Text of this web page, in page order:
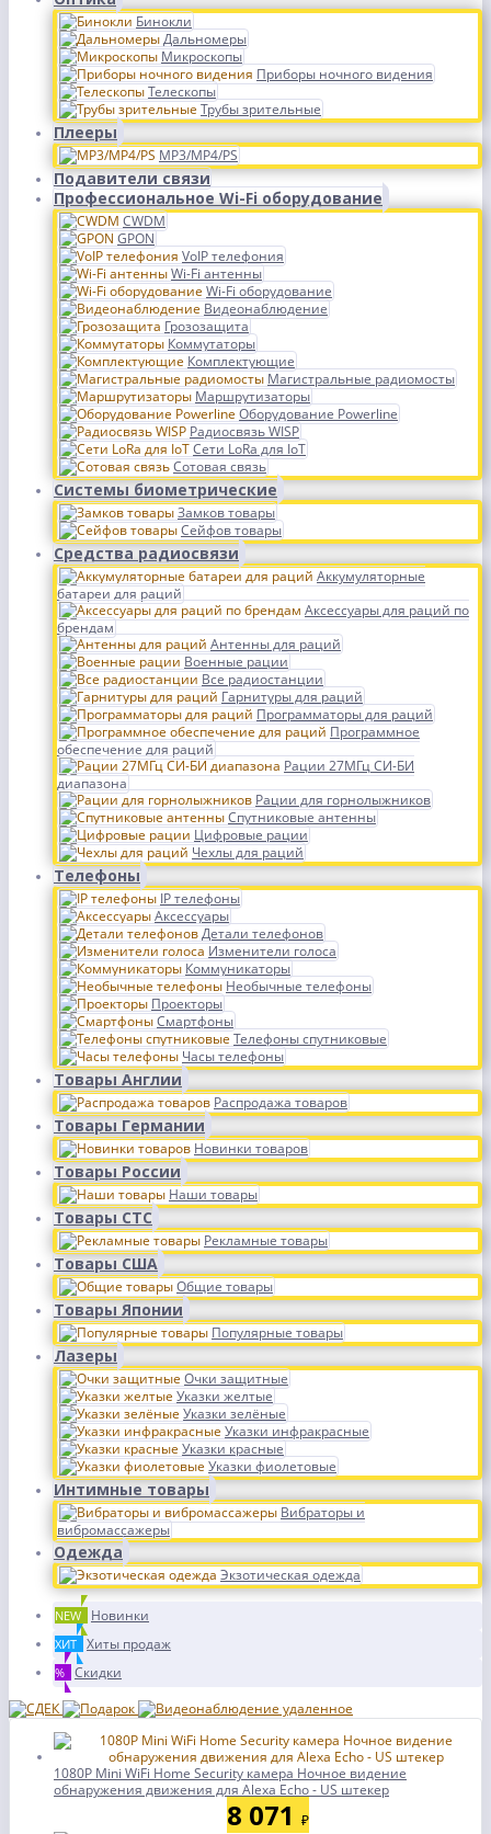
Бинокли
Дальномеры
Микроскопы
Приборы ночного видения
Телескопы
Трубы зрительные
Плееры
MP3/MP4/PS
Подавители связи
Профессиональное Wi-Fi оборудование
CWDM
GPON
VoIP телефония
Wi-Fi антенны
Wi-Fi оборудование
Видеонаблюдение
Грозозащита
Коммутаторы
Комплектующие
Магистральные радиомосты
Маршрутизаторы
Оборудование Powerline
Радиосвязь WISP
Сети LoRa для IoT
Сотовая связь
Системы биометрические
Замков товары
Сейфов товары
Средства радиосвязи
Аккумуляторные
батареи для раций
Аксессуары для раций по
брендам
Антенны для раций
Военные рации
Все радиостанции
Гарнитуры для раций
Программаторы для раций
Программное
обеспечение для раций
Рации 27МГц СИ-БИ
диапазона
Рации для горнолыжников
Спутниковые антенны
Цифровые рации
Чехлы для раций
Телефоны
IP телефоны
Аксессуары
Детали телефонов
Изменители голоса
Коммуникаторы
Необычные телефоны
Проекторы
Смартфоны
Телефоны спутниковые
Часы телефоны
Товары Англии
Распродажа товаров
Товары Германии
Новинки товаров
Товары России
Наши товары
Товары СТС
Рекламные товары
Товары США
Общие товары
Товары Японии
Популярные товары
Лазеры
Очки защитные
Указки желтые
Указки зелёные
Указки инфракрасные
Указки красные
Указки фиолетовые
Интимные товары
Вибраторы и
вибромассажеры
Одежда
Экзотическая одежда
NEW Новинки
ХИТ Хиты продаж
% Скидки
1080P Mini WiFi Home Security камера Ночное видение
обнаружения движения для Alexa Echo - US штекер
8 071 ₽